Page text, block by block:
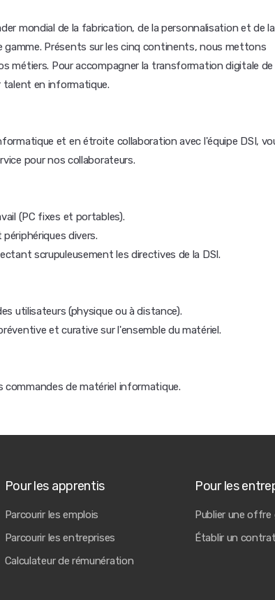
mondial de la fabrication, de la personnalisation et de la
gamme. Présents sur les cinq continents, nous mettons
métiers. Pour accompagner la transformation digitale de
en informatique.
et en étroite collaboration avec l'équipe DSI,
pour nos collaborateurs.
(PC fixes et portables).
divers.
scrupuleusement les directives de la DSI.
utilisateurs (physique ou à distance).
et curative sur l'ensemble du matériel.
de matériel informatique.
Pour les apprentis
Parcourir les emplois
Parcourir les entreprises
Calculateur de rémunération
Pour les
Publier une
Établir un